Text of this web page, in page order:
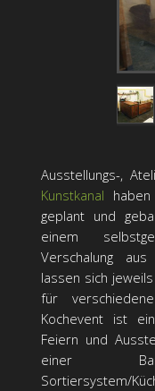
Ausstellungs-,
Kunstkanal
geplant und
einem
Verschalung
lassen sich
für
Kochevent ist
Feiern und
einer
Sortiersystem/